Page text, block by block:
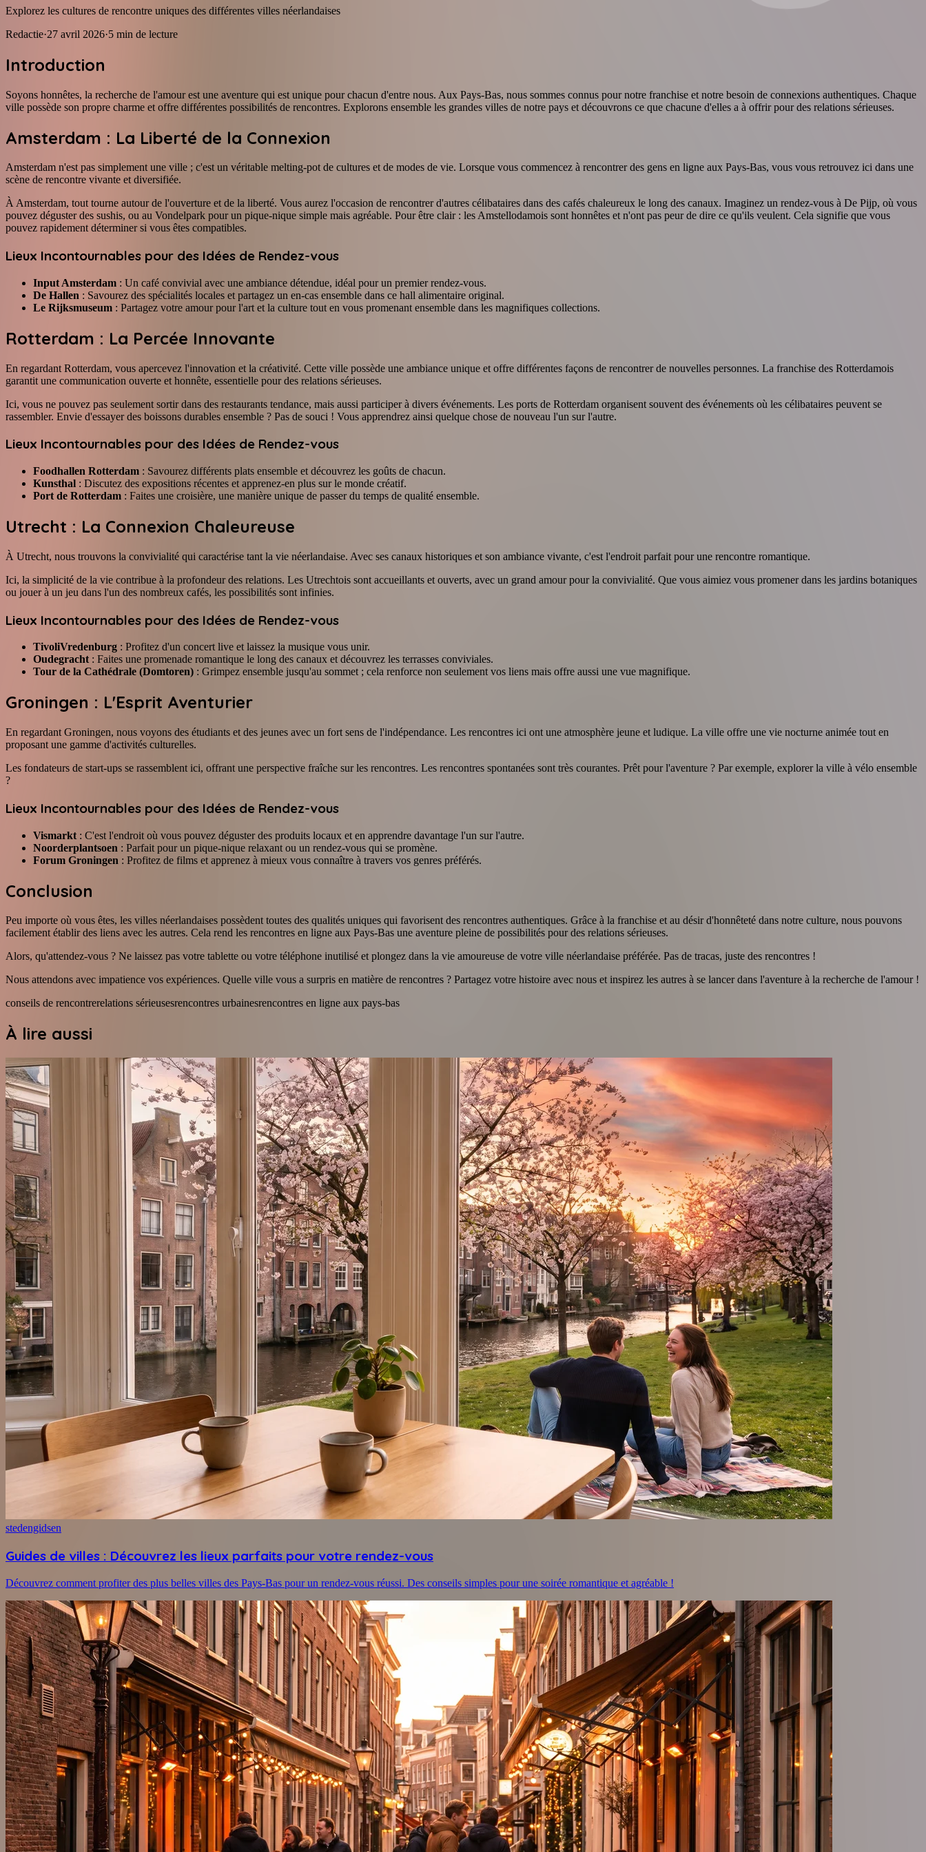
Explorez les cultures de rencontre uniques des différentes villes néerlandaises
Redactie·27 avril 2026·5 min de lecture
Introduction
Soyons honnêtes, la recherche de l'amour est une aventure qui est unique pour chacun d'entre nous. Aux Pays-Bas, nous sommes connus pour notre franchise et notre besoin de connexions authentiques. Chaque
ville possède son propre charme et offre différentes possibilités de rencontres. Explorons ensemble les grandes villes de notre pays et découvrons ce que chacune d'elles a à offrir pour des relations sérieuses.
Amsterdam : La Liberté de la Connexion
Amsterdam n'est pas simplement une ville ; c'est un véritable melting-pot de cultures et de modes de vie. Lorsque vous commencez à rencontrer des gens en ligne aux Pays-Bas, vous vous retrouvez ici dans une
scène de rencontre vivante et diversifiée.
À Amsterdam, tout tourne autour de l'ouverture et de la liberté. Vous aurez l'occasion de rencontrer d'autres célibataires dans des cafés chaleureux le long des canaux. Imaginez un rendez-vous à De Pijp, où vous
pouvez déguster des sushis, ou au Vondelpark pour un pique-nique simple mais agréable. Pour être clair : les Amstellodamois sont honnêtes et n'ont pas peur de dire ce qu'ils veulent. Cela signifie que vous
pouvez rapidement déterminer si vous êtes compatibles.
Lieux Incontournables pour des Idées de Rendez-vous
Input Amsterdam : Un café convivial avec une ambiance détendue, idéal pour un premier rendez-vous.
De Hallen : Savourez des spécialités locales et partagez un en-cas ensemble dans ce hall alimentaire original.
Le Rijksmuseum : Partagez votre amour pour l'art et la culture tout en vous promenant ensemble dans les magnifiques collections.
Rotterdam : La Percée Innovante
En regardant Rotterdam, vous apercevez l'innovation et la créativité. Cette ville possède une ambiance unique et offre différentes façons de rencontrer de nouvelles personnes. La franchise des Rotterdamois
garantit une communication ouverte et honnête, essentielle pour des relations sérieuses.
Ici, vous ne pouvez pas seulement sortir dans des restaurants tendance, mais aussi participer à divers événements. Les ports de Rotterdam organisent souvent des événements où les célibataires peuvent se
rassembler. Envie d'essayer des boissons durables ensemble ? Pas de souci ! Vous apprendrez ainsi quelque chose de nouveau l'un sur l'autre.
Lieux Incontournables pour des Idées de Rendez-vous
Foodhallen Rotterdam : Savourez différents plats ensemble et découvrez les goûts de chacun.
Kunsthal : Discutez des expositions récentes et apprenez-en plus sur le monde créatif.
Port de Rotterdam : Faites une croisière, une manière unique de passer du temps de qualité ensemble.
Utrecht : La Connexion Chaleureuse
À Utrecht, nous trouvons la convivialité qui caractérise tant la vie néerlandaise. Avec ses canaux historiques et son ambiance vivante, c'est l'endroit parfait pour une rencontre romantique.
Ici, la simplicité de la vie contribue à la profondeur des relations. Les Utrechtois sont accueillants et ouverts, avec un grand amour pour la convivialité. Que vous aimiez vous promener dans les jardins botaniques
ou jouer à un jeu dans l'un des nombreux cafés, les possibilités sont infinies.
Lieux Incontournables pour des Idées de Rendez-vous
TivoliVredenburg : Profitez d'un concert live et laissez la musique vous unir.
Oudegracht : Faites une promenade romantique le long des canaux et découvrez les terrasses conviviales.
Tour de la Cathédrale (Domtoren) : Grimpez ensemble jusqu'au sommet ; cela renforce non seulement vos liens mais offre aussi une vue magnifique.
Groningen : L'Esprit Aventurier
En regardant Groningen, nous voyons des étudiants et des jeunes avec un fort sens de l'indépendance. Les rencontres ici ont une atmosphère jeune et ludique. La ville offre une vie nocturne animée tout en
proposant une gamme d'activités culturelles.
Les fondateurs de start-ups se rassemblent ici, offrant une perspective fraîche sur les rencontres. Les rencontres spontanées sont très courantes. Prêt pour l'aventure ? Par exemple, explorer la ville à vélo ensemble
?
Lieux Incontournables pour des Idées de Rendez-vous
Vismarkt : C'est l'endroit où vous pouvez déguster des produits locaux et en apprendre davantage l'un sur l'autre.
Noorderplantsoen : Parfait pour un pique-nique relaxant ou un rendez-vous qui se promène.
Forum Groningen : Profitez de films et apprenez à mieux vous connaître à travers vos genres préférés.
Conclusion
Peu importe où vous êtes, les villes néerlandaises possèdent toutes des qualités uniques qui favorisent des rencontres authentiques. Grâce à la franchise et au désir d'honnêteté dans notre culture, nous pouvons
facilement établir des liens avec les autres. Cela rend les rencontres en ligne aux Pays-Bas une aventure pleine de possibilités pour des relations sérieuses.
Alors, qu'attendez-vous ? Ne laissez pas votre tablette ou votre téléphone inutilisé et plongez dans la vie amoureuse de votre ville néerlandaise préférée. Pas de tracas, juste des rencontres !
Nous attendons avec impatience vos expériences. Quelle ville vous a surpris en matière de rencontres ? Partagez votre histoire avec nous et inspirez les autres à se lancer dans l'aventure à la recherche de l'amour !
conseils de rencontrerelations sérieusesrencontres urbainesrencontres en ligne aux pays-bas
À lire aussi
stedengidsen
Guides de villes : Découvrez les lieux parfaits pour votre rendez-vous
Découvrez comment profiter des plus belles villes des Pays-Bas pour un rendez-vous réussi. Des conseils simples pour une soirée romantique et agréable !